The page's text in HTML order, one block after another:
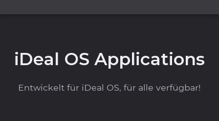
iDeal OS Applications
Entwickelt für iDeal OS, für alle verfügbar!